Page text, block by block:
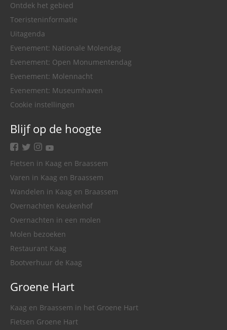
Ontdek het gebied
Toeristeninformatie
Uitagenda
Evenement: Nationale Molendag
Evenement: Open Monumentendag
Evenement: Molennacht
Evenement: Museumhaven
Cookie instellingen
Blijf op de hoogte
facebook
twitterinstagram
youtube
Fietsen in Kaag en Braassem
Varen in Kaag en Braassem
Wandelen in Kaag en Braassem
Overnachten Keukenhof
Overnachten in een molen
Molen bezoeken
Restaurant Kaag
Bootverhuur de Kaag
Groene Hart
Kaag en Braassem in het Groene Hart
Fietsen Groene Hart